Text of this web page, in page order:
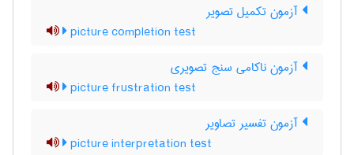
آزمون تکمیل تصویر
picture completion test
آزمون ناکامی سنج تصویری
picture frustration test
آزمون تفسیر تصاویر
picture interpretation test